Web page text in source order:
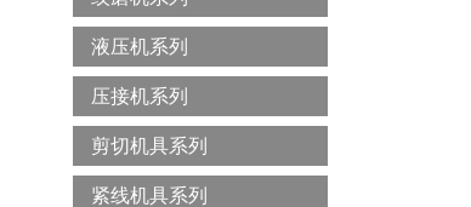
液压机系列
压接机系列
剪切机具系列
紧线机具系列